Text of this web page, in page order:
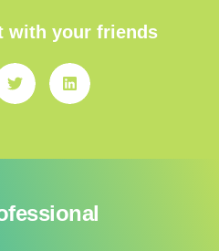
with your friends